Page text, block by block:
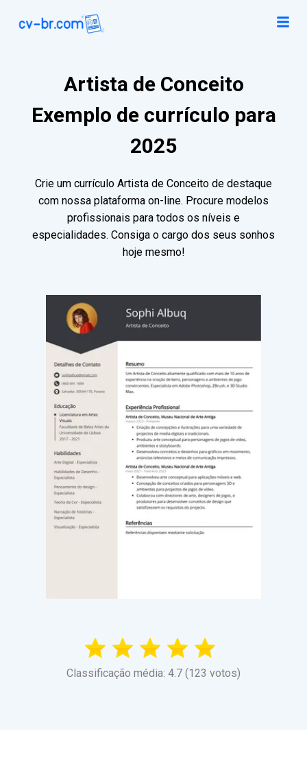
Artista de Conceito
Exemplo de currículo para
2025
Crie um currículo Artista de Conceito de destaque
com nossa plataforma on-line. Procure modelos
profissionais para todos os níveis e
especialidades. Consiga o cargo dos seus sonhos
hoje mesmo!
Classificação média: 4.7 (123 votos)